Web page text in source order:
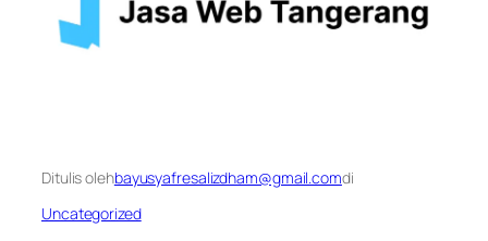
Ditulis olehbayusyafresalizdham@gmail.comdi
Uncategorized